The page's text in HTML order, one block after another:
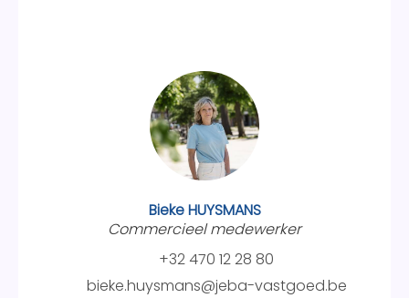
Bieke HUYSMANS
Commercieel medewerker
+32 470 12 28 80
bieke.huysmans@jeba-vastgoed.be